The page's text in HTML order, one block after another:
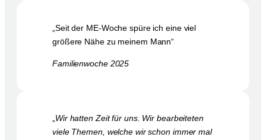
„Seit der ME-Woche spüre ich eine viel
größere Nähe zu meinem Mann“
Familienwoche 2025
„Wir hatten Zeit für uns. Wir bearbeiteten
viele Themen, welche wir schon immer mal